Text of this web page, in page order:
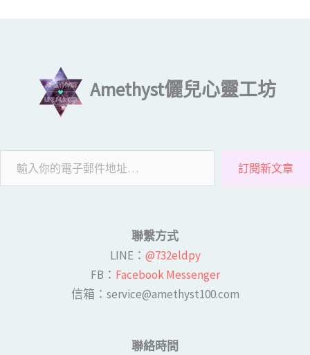
Amethyst儷兒心靈工坊
訂閱新文章
聯繫方式
LINE​： @732eldpy
FB：​ Facebook Messenger
​​信箱：service@amethyst100.com
聯絡時間